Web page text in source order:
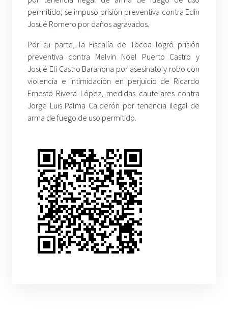
permitido; se impuso prisión preventiva contra Edin
Josué Romero por daños agravados.
Por su parte, la Fiscalía de Tocoa logró prisión
preventiva contra Melvin Noel Puerto Castro y
Josué Eli Castro Barahona por asesinato y robo con
violencia e intimidación en perjuicio de Ricardo
Ernesto Rivera López, medidas cautelares contra
Jorge Luis Palma Calderón por tenencia ilegal de
arma de fuego de uso permitido.